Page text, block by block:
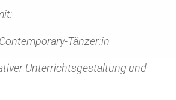
Tänzer:in
Unterrichtsgestaltung und